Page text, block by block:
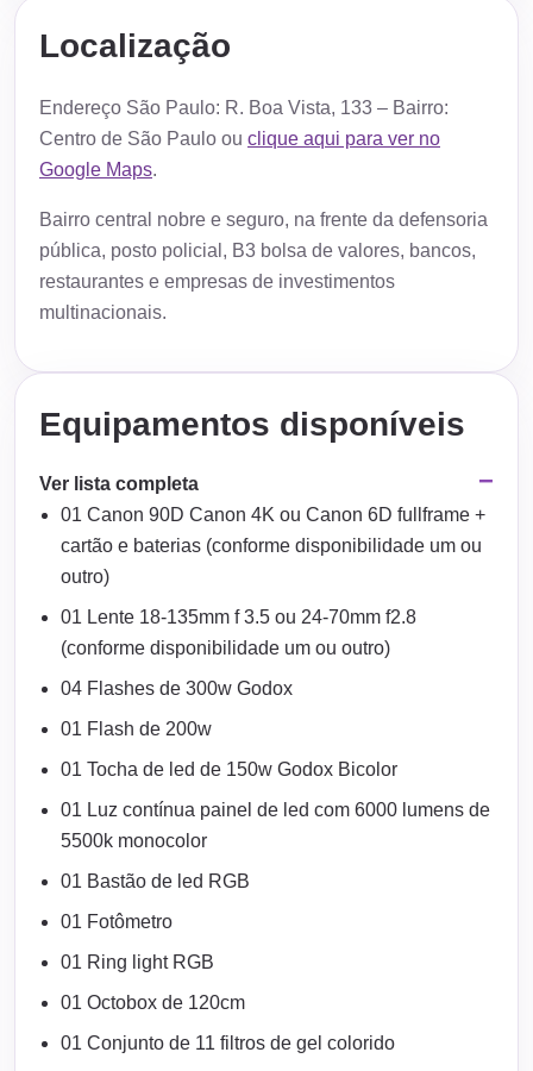
Localização
Endereço São Paulo: R. Boa Vista, 133 – Bairro:
Centro de São Paulo ou clique aqui para ver no
Google Maps.
Bairro central nobre e seguro, na frente da defensoria
pública, posto policial, B3 bolsa de valores, bancos,
restaurantes e empresas de investimentos
multinacionais.
Equipamentos disponíveis
Ver lista completa
01 Canon 90D Canon 4K ou Canon 6D fullframe +
cartão e baterias (conforme disponibilidade um ou
outro)
01 Lente 18-135mm f 3.5 ou 24-70mm f2.8
(conforme disponibilidade um ou outro)
04 Flashes de 300w Godox
01 Flash de 200w
01 Tocha de led de 150w Godox Bicolor
01 Luz contínua painel de led com 6000 lumens de
5500k monocolor
01 Bastão de led RGB
01 Fotômetro
01 Ring light RGB
01 Octobox de 120cm
01 Conjunto de 11 filtros de gel colorido